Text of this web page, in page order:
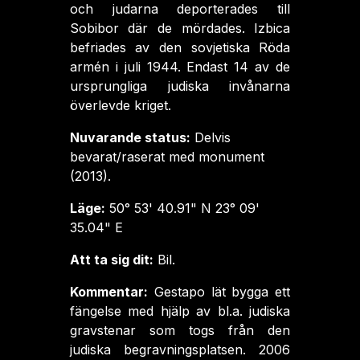
och judarna deporterades till
Sobibor där de mördades. Izbica
befriades av den sovjetiska Röda
armén i juli 1944. Endast 14 av de
ursprungliga judiska invånarna
överlevde kriget.
Nuvarande status: Delvis
bevarat/raserat med monument
(2013).
Läge: 50° 53' 40.91" N 23° 09'
35.04" E
Att ta sig dit: Bil.
Kommentar: Gestapo lät bygga ett
fängelse med hjälp av bl.a. judiska
gravstenar som togs från den
judiska begravningsplatsen. 2006